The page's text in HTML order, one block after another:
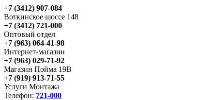
+7 (3412) 907-084
Воткинское шоссе 148
+7 (3412) 721-000
Оптовый отдел
+7 (963) 064-41-98
Интернет-магазин
+7 (963) 029-71-92
Магазин Пойма 19В
+7 (919) 913-71-55
Услуги Монтажа
Телефон: 721-000